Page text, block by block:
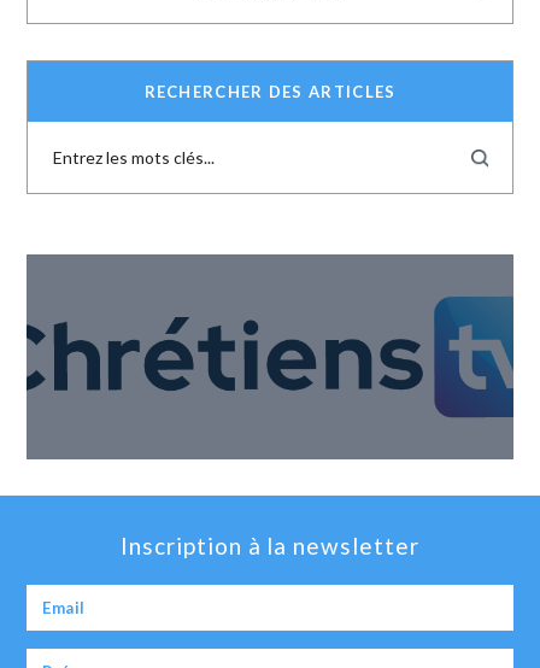
RECHERCHER DES ARTICLES
Inscription à la newsletter